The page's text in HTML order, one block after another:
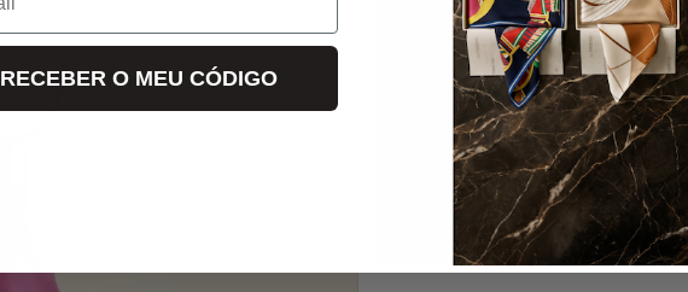
RECEBER O MEU CÓDIGO